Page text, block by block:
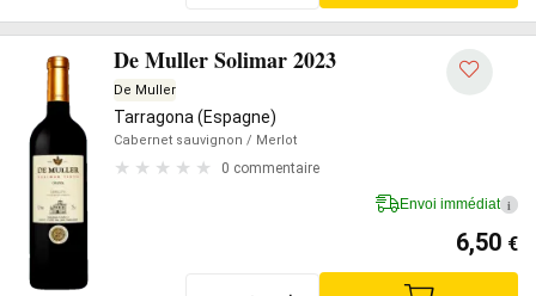
De Muller Solimar 2023
De Muller
Tarragona (Espagne)
Cabernet sauvignon / Merlot
0 commentaire
Envoi immédiat i
6,50 €